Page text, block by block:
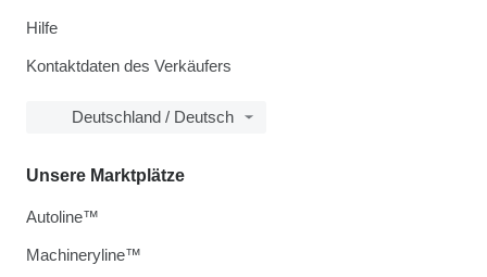
Hilfe
Kontaktdaten des Verkäufers
Deutschland / Deutsch
Unsere Marktplätze
Autoline™
Machineryline™